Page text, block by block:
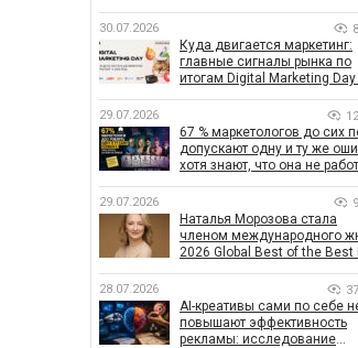
30.07.2026
Куда двигается маркетинг:
главные сигналы рынка по
итогам Digital Marketing Day
29.07.2026
67 % маркетологов до сих
допускают одну и ту же
хотя знают, что она не
29.07.2026
Наталья Морозова стала
членом международного
2026 Global Best of the Best
28.07.2026
AI-креативы сами по себе
повышают эффективность
рекламы: исследование